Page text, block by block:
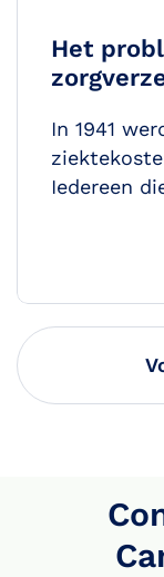
Het
In 1941
Iedereen